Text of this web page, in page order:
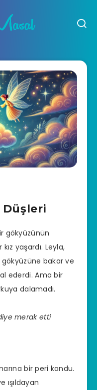
Düşleri
gökyüzünün
yaşardı. Leyla,
bakar ve
ederdi. Ama bir
dalamadı.
merak etti
bir peri kondu.
ışıldayan